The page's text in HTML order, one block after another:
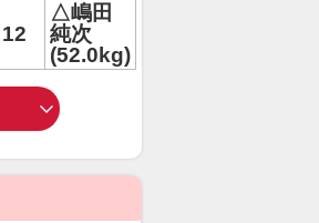
12
△嶋田
純次
(52.0kg)